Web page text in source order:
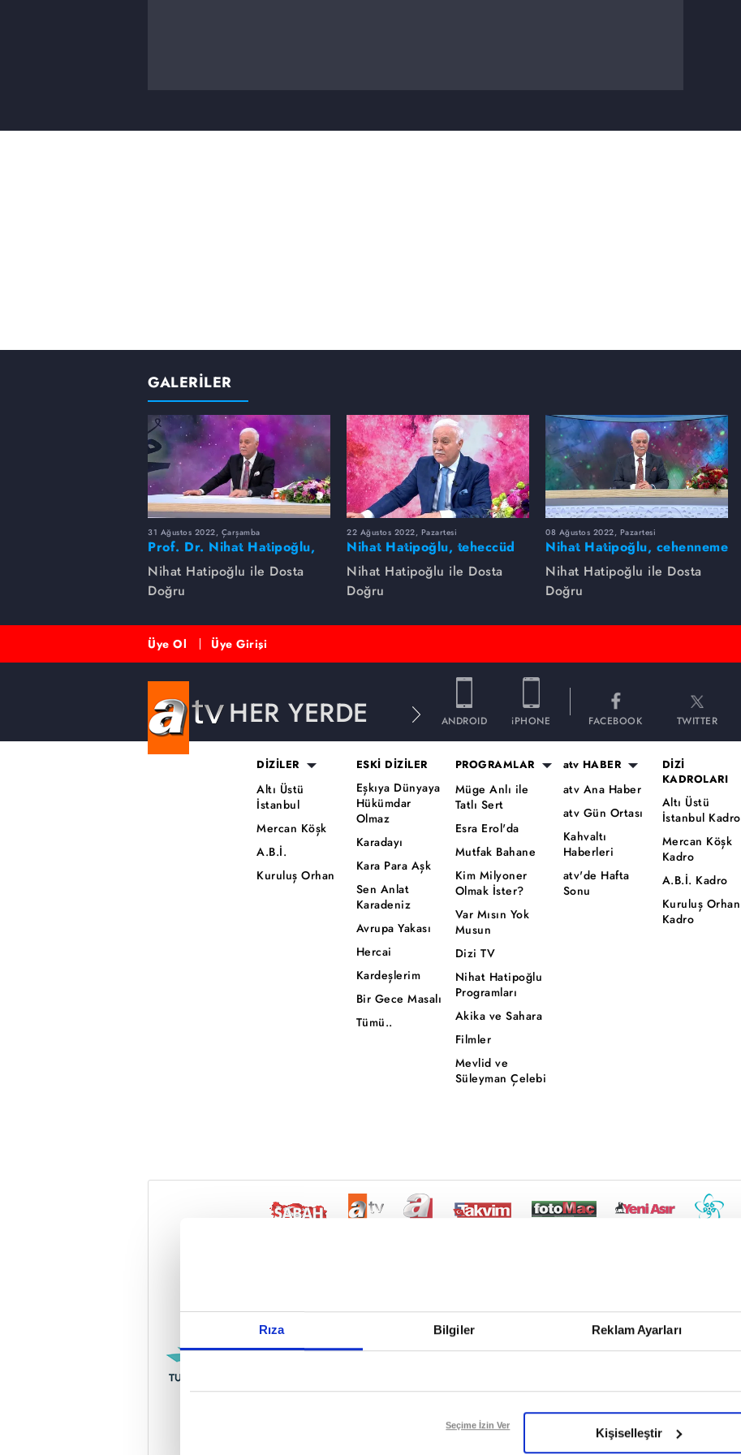
Rıza Bilgiler Reklam Ayarları
Reddet
Seçime İzin Ver
Kişiselleştir
GALERİLER
31 Ağustos 2022, Çarşamba
Prof. Dr. Nihat Hatipoğlu,
Peygamber Efendimizi
anlatıyor
Nihat Hatipoğlu ile Dosta
Doğru
22 Ağustos 2022, Pazartesi
Nihat Hatipoğlu, teheccüd
namazını anlatıyor...
Nihat Hatipoğlu ile Dosta
Doğru
08 Ağustos 2022, Pazartesi
Nihat Hatipoğlu, cehenneme
girecek kişileri anlatıyor...
Nihat Hatipoğlu ile Dosta
Doğru
Üye Ol Üye Girişi
HER YERDE ANDROID iPHONE FACEBOOK TWITTER
DİZİLER
Altı Üstü
İstanbul
Mercan Köşk
A.B.İ.
Kuruluş Orhan
ESKİ DİZİLER
Eşkıya Dünyaya
Hükümdar
Olmaz
Karadayı
Kara Para Aşk
Sen Anlat
Karadeniz
Avrupa Yakası
Hercai
Kardeşlerim
Bir Gece Masalı
Tümü..
PROGRAMLAR
Müge Anlı ile
Tatlı Sert
Esra Erol'da
Mutfak Bahane
Kim Milyoner
Olmak İster?
Var Mısın Yok
Musun
Dizi TV
Nihat Hatipoğlu
Programları
Akika ve Sahara
Filmler
Mevlid ve
Süleyman Çelebi
atv HABER
atv Ana Haber
atv Gün Ortası
Kahvaltı
Haberleri
atv'de Hafta
Sonu
DİZİ
KADROLARI
Altı Üstü
İstanbul Kadro
Mercan Köşk
Kadro
A.B.İ. Kadro
Kuruluş Orhan
Kadro